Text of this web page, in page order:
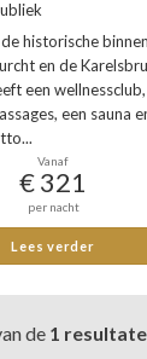
historische
en de
een
een sauna
Vanaf
€ 321
per nacht
Lees verder
de 1